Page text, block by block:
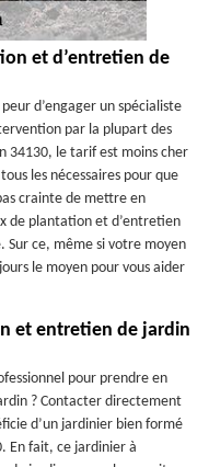
et d’entretien de
d’engager un spécialiste
par la plupart des
34130, le tarif est moins cher
les nécessaires pour que
crainte de mettre en
de plantation et d’entretien
ce, même si votre moyen
le moyen pour vous aider
et entretien de jardin
pour prendre en
? Contacter directement
d’un jardinier bien formé
En fait, ce jardinier à